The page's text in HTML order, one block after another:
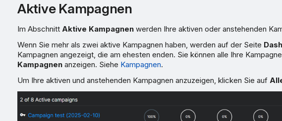
Aktive Kampagnen
Im Abschnitt Aktive Kampagnen werden Ihre aktiven oder anstehenden
Wenn Sie mehr als zwei aktive Kampagnen haben, werden auf der Seite
Kampagnen angezeigt, die am ehesten enden. Sie können alle Ihre
Kampagnen anzeigen. Siehe Kampagnen.
Um Ihre aktiven und anstehenden Kampagnen anzuzeigen, klicken Sie auf